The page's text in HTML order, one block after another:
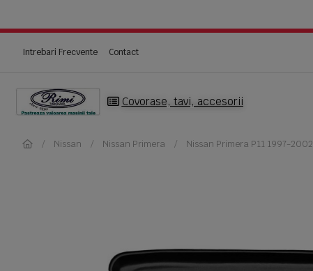
Intrebari Frecvente Contact
Covorase, tavi, accesorii
Nissan Nissan Primera Nissan Primera P11 1997-2002